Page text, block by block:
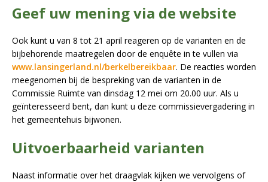
Geef uw mening via de website
Ook kunt u van 8 tot 21 april reageren op de varianten en de
bijbehorende maatregelen door de enquête in te vullen via
www.lansingerland.nl/berkelbereikbaar. De reacties worden
meegenomen bij de bespreking van de varianten in de
Commissie Ruimte van dinsdag 12 mei om 20.00 uur. Als u
geïnteresseerd bent, dan kunt u deze commissievergadering in
het gemeentehuis bijwonen.
Uitvoerbaarheid varianten
Naast informatie over het draagvlak kijken we vervolgens of